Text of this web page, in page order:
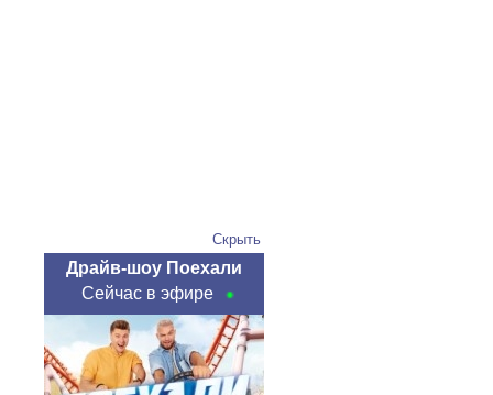
Скрыть
Драйв-шоу Поехали
Сейчас в эфире